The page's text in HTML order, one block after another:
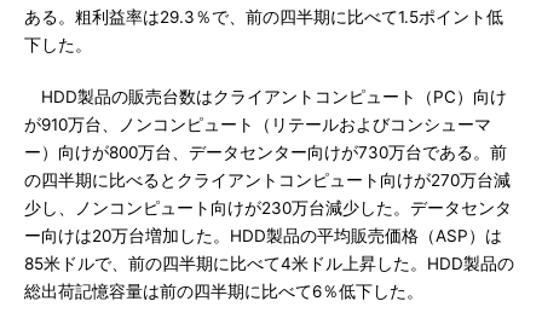
ある。粗利益率は29.3％で、前の四半期に比べて1.5ポイント低
下した。
HDD製品の販売台数はクライアントコンピュート（PC）向け
が910万台、ノンコンピュート（リテールおよびコンシューマ
ー）向けが800万台、データセンター向けが730万台である。前
の四半期に比べるとクライアントコンピュート向けが270万台減
少し、ノンコンピュート向けが230万台減少した。データセンタ
ー向けは20万台増加した。HDD製品の平均販売価格（ASP）は
85米ドルで、前の四半期に比べて4米ドル上昇した。HDD製品の
総出荷記憶容量は前の四半期に比べて6％低下した。